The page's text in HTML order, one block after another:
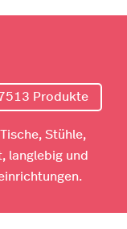
Produkte
Stühle,
langlebig und